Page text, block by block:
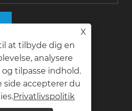
X
at tilbyde dig en
analysere
tilpasse indhold.
side accepterer du
Privatlivspolitik